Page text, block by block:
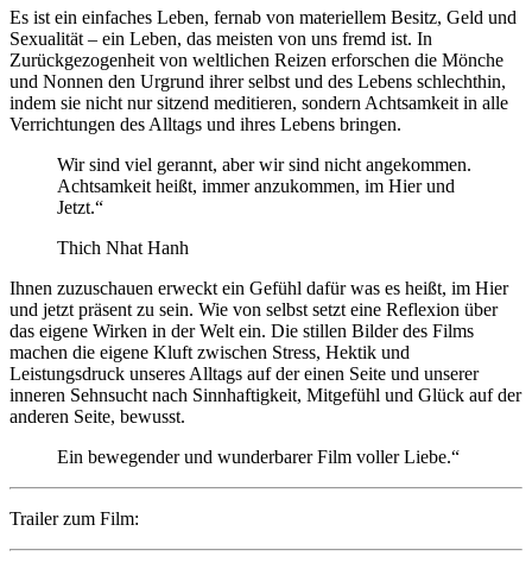
Es ist ein einfaches Leben, fernab von materiellem Besitz, Geld und
Sexualität – ein Leben, das meisten von uns fremd ist. In
Zurückgezogenheit von weltlichen Reizen erforschen die Mönche
und Nonnen den Urgrund ihrer selbst und des Lebens schlechthin,
indem sie nicht nur sitzend meditieren, sondern Achtsamkeit in alle
Verrichtungen des Alltags und ihres Lebens bringen.
Wir sind viel gerannt, aber wir sind nicht angekommen.
Achtsamkeit heißt, immer anzukommen, im Hier und
Jetzt.“
Thich Nhat Hanh
Ihnen zuzuschauen erweckt ein Gefühl dafür was es heißt, im Hier
und jetzt präsent zu sein. Wie von selbst setzt eine Reflexion über
das eigene Wirken in der Welt ein. Die stillen Bilder des Films
machen die eigene Kluft zwischen Stress, Hektik und
Leistungsdruck unseres Alltags auf der einen Seite und unserer
inneren Sehnsucht nach Sinnhaftigkeit, Mitgefühl und Glück auf der
anderen Seite, bewusst.
Ein bewegender und wunderbarer Film voller Liebe.“
Trailer zum Film: